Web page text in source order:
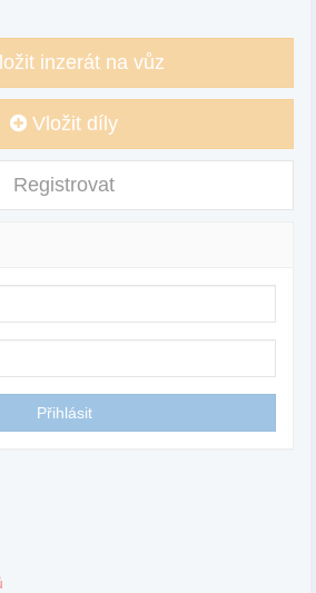
inzerát na vůz
Vložit díly
Registrovat